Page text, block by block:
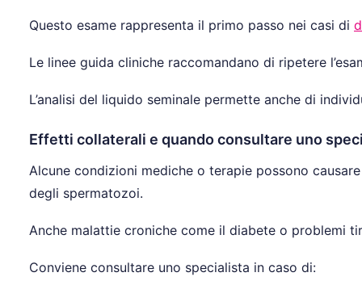
Questo esame rappresenta il primo passo nei casi di
Le linee guida cliniche raccomandano di ripetere
L’analisi del liquido seminale permette anche di
Effetti collaterali e quando consultare uno
Alcune condizioni mediche o terapie possono
degli spermatozoi.
Anche malattie croniche come il diabete o problemi
Conviene consultare uno specialista in caso di: